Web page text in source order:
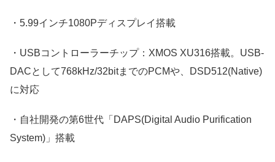
・5.99インチ1080Pディスプレイ搭載
・USBコントローラーチップ：XMOS XU316搭載。USB-
DACとして768kHz/32bitまでのPCMや、DSD512(Native)
に対応
・自社開発の第6世代「DAPS(Digital Audio Purification
System)」搭載